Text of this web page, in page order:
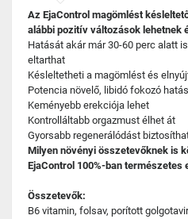
Az EjaControl magömlést
alábbi pozitív változások lehetnek
Hatását akár már 30-60 perc alatt
eltarthat
Késleltetheti a magömlést és
Potencia növelő, libidó fokozó
Keményebb erekciója lehet
Kontrolláltabb orgazmust élhet át
Gyorsabb regenerálódást
Milyen növényi összetevőknek is
EjaControl 100%-ban
Összetevők:
B6 vitamin, folsav, porított